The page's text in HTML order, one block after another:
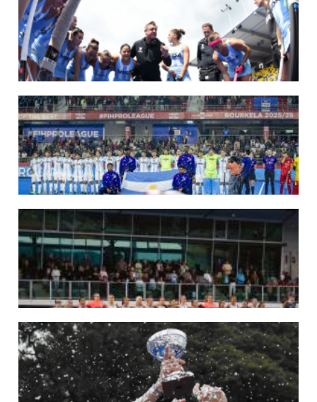
Del 15 al 30 de agosto disputarán el Mundial en Países Bajos y Bélgica.
LEER MÁS
09/07/2026
MUNDIAL 2026: LAS LEONAS CONVOCADAS POR FERNANDO F...
Del 15 al 30 de agosto disputarán el Mundial 2026 en Países Bajos y Bélgica.
LEER MÁS
29/05/2026
LOS LEONES CONVOCADOS PARA LA VENTANA EUROPEA DE P...
En junio, el seleccionado nacional disputará las últimas dos ventanas de Pro
League 2025-26 en Inglaterra y Alemania.
LEER MÁS
22/05/2026
LAS LEONAS CONVOCADAS PARA LA VENTANA EUROPEA DE P...